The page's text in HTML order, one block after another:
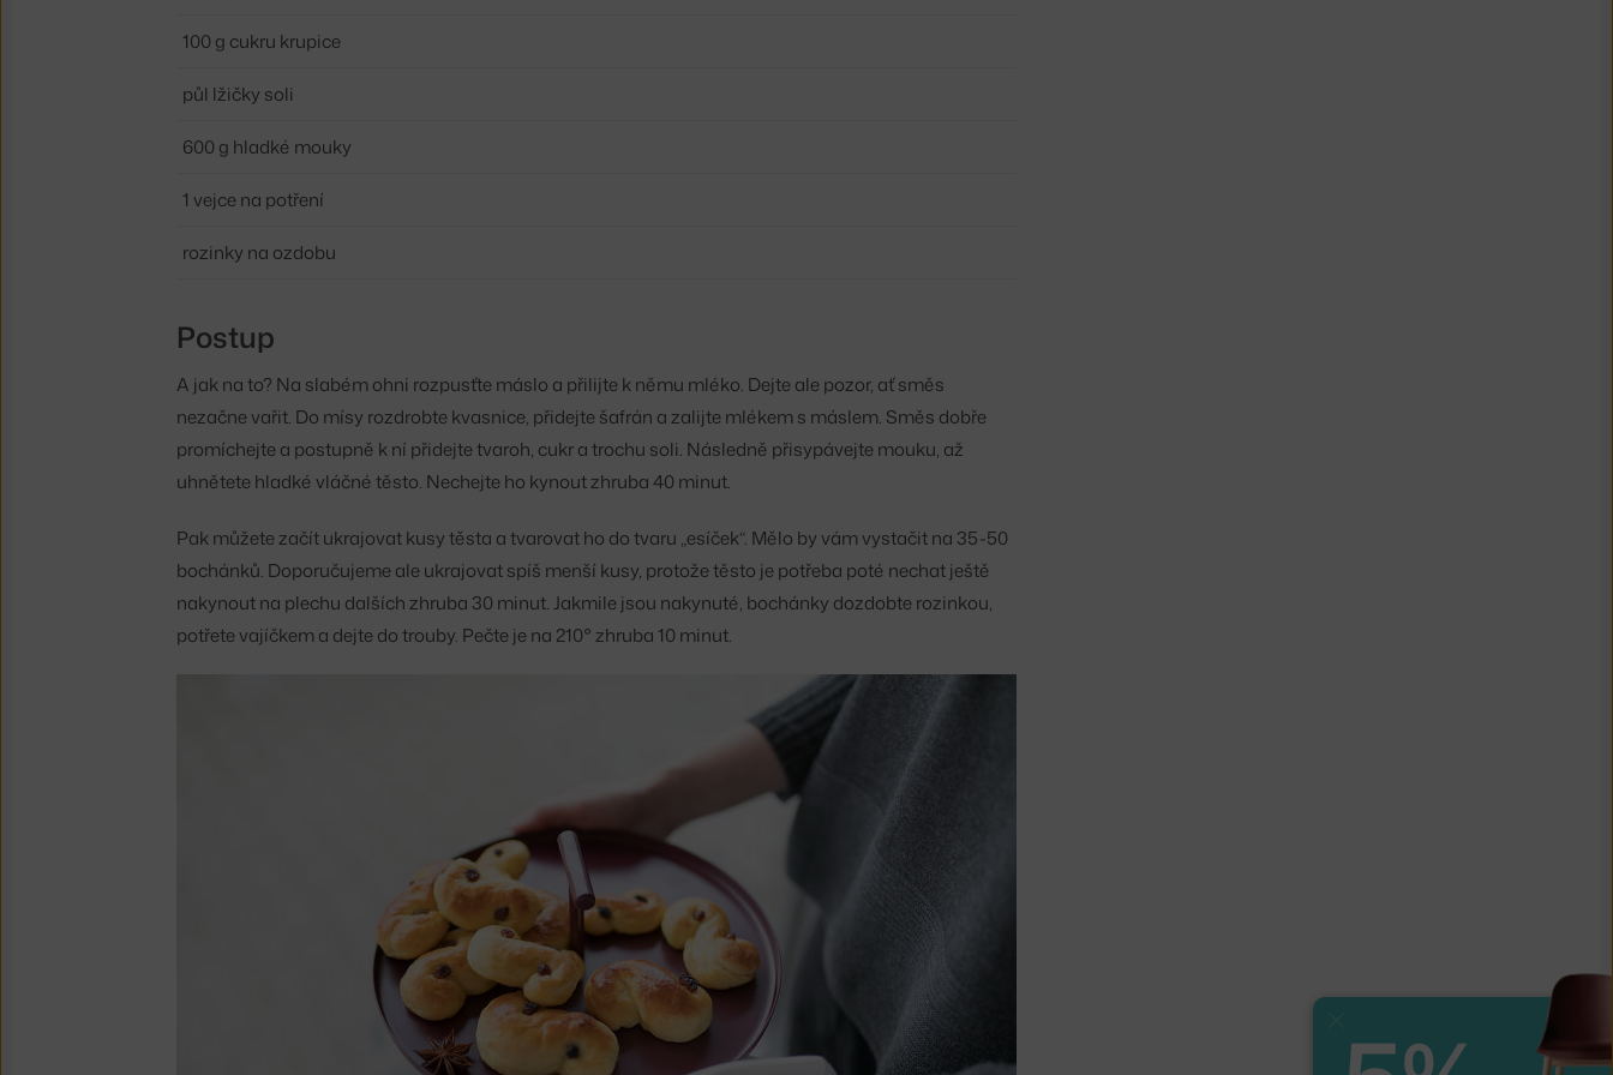
100 g cukru krupice
půl lžičky soli
600 g hladké mouky
1 vejce na potření
rozinky na ozdobu
Postup
A jak na to? Na slabém ohni rozpusťte máslo a přilijte k němu mléko. Dejte ale pozor, ať směs
nezačne vařit. Do mísy rozdrobte kvasnice, přidejte šafrán a zalijte mlékem s máslem. Směs dobře
promíchejte a postupně k ní přidejte tvaroh, cukr a trochu soli. Následně přisypávejte mouku, až
uhnětete hladké vláčné těsto. Nechejte ho kynout zhruba 40 minut.
Pak můžete začít ukrajovat kusy těsta a tvarovat ho do tvaru „esíček“. Mělo by vám vystačit na 35-50
bochánků. Doporučujeme ale ukrajovat spíš menší kusy, protože těsto je potřeba poté nechat ještě
nakynout na plechu dalších zhruba 30 minut. Jakmile jsou nakynuté, bochánky dozdobte rozinkou,
potřete vajíčkem a dejte do trouby. Pečte je na 210° zhruba 10 minut.